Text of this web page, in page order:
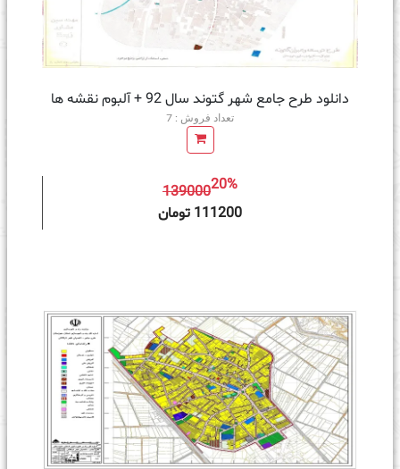
دانلود طرح جامع شهر گتوند سال 92 + آلبوم نقشه ها
تعداد فروش : 7
13900020%
111200 تومان